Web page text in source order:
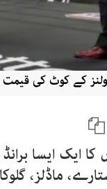
کی قیمت 13 ہزار پانچ سو ڈالرز ہے (فوٹو: یوٹیوب)
کا ایک ایسا
ماڈلز،